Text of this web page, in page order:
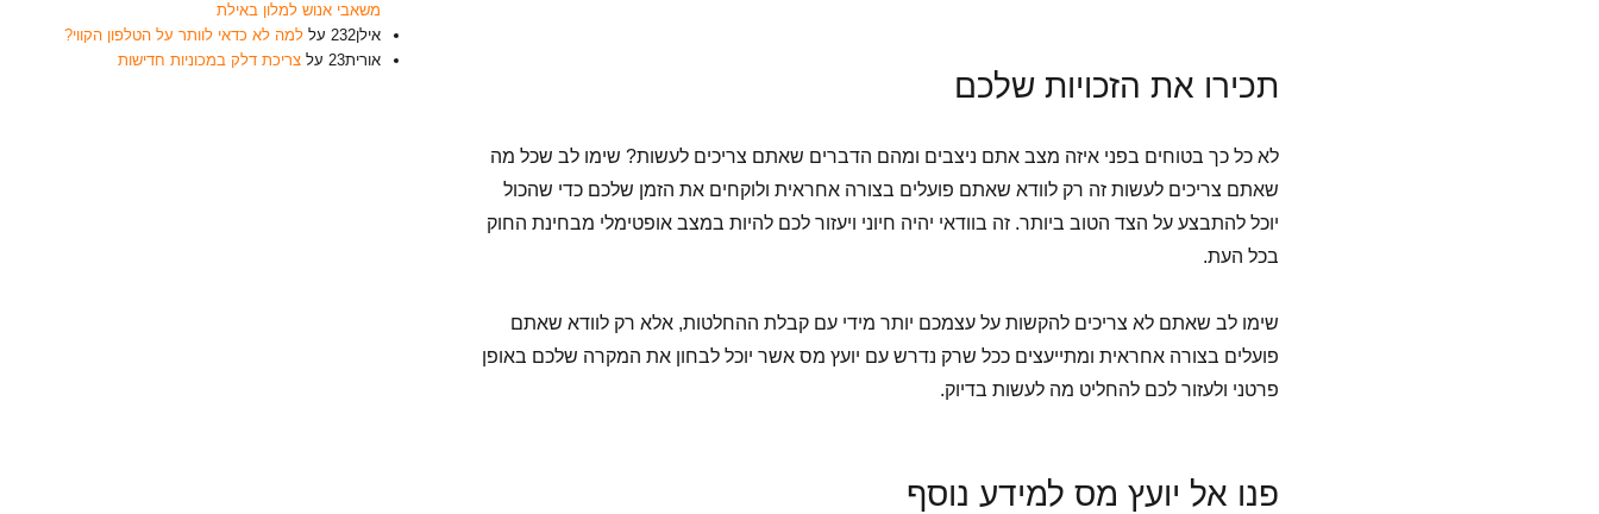
תכירו את הזכויות שלכם
לא כל כך בטוחים בפני איזה מצב אתם ניצבים ומהם הדברים שאתם צריכים לעשות? שימו לב שכל מה
שאתם צריכים לעשות זה רק לוודא שאתם פועלים בצורה אחראית ולוקחים את הזמן שלכם כדי שהכול
יוכל להתבצע על הצד הטוב ביותר. זה בוודאי יהיה חיוני ויעזור לכם להיות במצב אופטימלי מבחינת החוק
בכל העת.
שימו לב שאתם לא צריכים להקשות על עצמכם יותר מידי עם קבלת ההחלטות, אלא רק לוודא שאתם
פועלים בצורה אחראית ומתייעצים ככל שרק נדרש עם יועץ מס אשר יוכל לבחון את המקרה שלכם באופן
פרטני ולעזור לכם להחליט מה לעשות בדיוק.
פנו אל יועץ מס למידע נוסף
משאבי אנוש למלון באילת
אילן232
עללמה לא כדאי לוותר על הטלפון הקווי?
אורית23
עלצריכת דלק במכוניות חדישות